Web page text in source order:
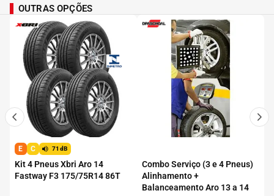
OUTRAS OPÇÕES
E C 71dB
Kit 4 Pneus Xbri Aro 14
Fastway F3 175/75R14 86T
Combo Serviço (3 e 4 Pneus)
Alinhamento +
Balanceamento Aro 13 a 14